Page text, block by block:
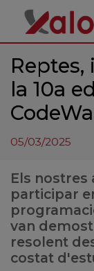
la 10a
05/03/2025
Els nostres
participar
van
resolent
costat